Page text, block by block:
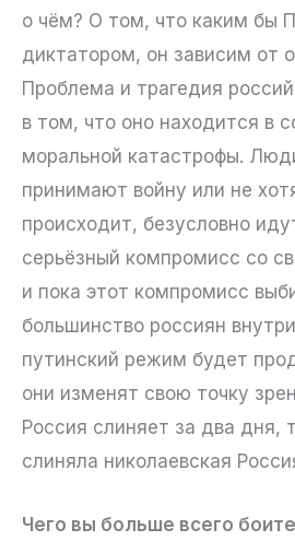
о чём? О том, что каким бы
диктатором, он зависим от
Проблема и трагедия
в том, что оно находится в
моральной катастрофы.
принимают войну или не
происходит, безусловно
серьёзный компромисс со
и пока этот компромисс
большинство россиян
путинский режим будет
они изменят свою точку
Россия слиняет за два дня,
слиняла николаевская
Чего вы больше всего